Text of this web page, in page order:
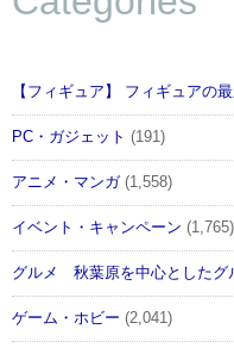
【フィギュア】 フィギュアの
PC・ガジェット (191)
アニメ・マンガ(1,558)
イベント・キャンペーン (1,765)
グルメ 秋葉原を中心とした
ゲーム・ホビー (2,041)